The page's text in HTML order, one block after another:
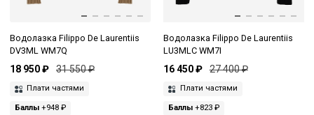
Водолазка Filippo De Laurentiis
DV3ML WM7Q
18 950 ₽ 31 550 ₽
Плати частями
Баллы +948 ₽
Водолазка Filippo De Laurentiis
LU3MLC WM7I
16 450 ₽ 27 400 ₽
Плати частями
Баллы+823 ₽